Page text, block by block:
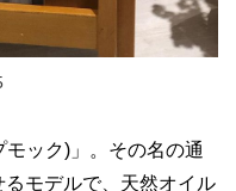
ック)」。その名の通
モデルで、天然オイル